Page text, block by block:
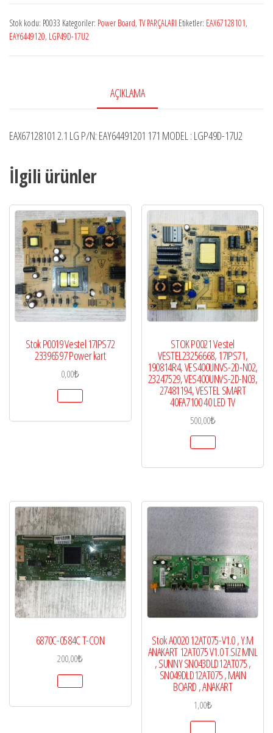
(2.1),
EAY64491201,
ZC,
adet
Stok kodu: P0033 Kategoriler: Power Board, TV PARÇALARI Etiketler: EAX67128101,
EAY6449120, LGP49D-17U2
AÇIKLAMA
EAX67128101 2.1 LG P/N: EAY64491201 171 MODEL : LGP49D-17U2
İlgili ürünler
Stok P0019 Vestel 17IPS72
23396597 Power kart
0,00₺
STOK P0021 Vestel
VESTEL23256668, 17IPS71,
190814R4, VES400UNVS-2D-N02,
23247529, VES400UNVS-2D-N03,
27481194, VESTEL SMART
40FA7100 40 LED TV
500,00₺
6870C-0584C T-CON
200,00₺
Stok A0020 12AT075-V1.0 , Y.M
ANAKART 12AT075 V1.0 T.SIZ MNL
, SUNNY SN043DLD12AT075 ,
SN049DLD12AT075 , MAIN
BOARD , ANAKART
1,00₺